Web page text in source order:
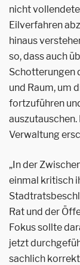
nicht
Eilverfahren
hinaus
so, dass auch
Schotterungen
und Raum, um
fortzuführen
Verwaltung
„In der
einmal kritisch
Rat und der
Fokus sollte
jetzt
sachlich